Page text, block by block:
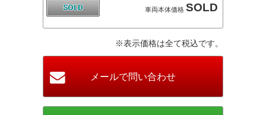
車両本体価格 SOLD
※表示価格は全て税込です。